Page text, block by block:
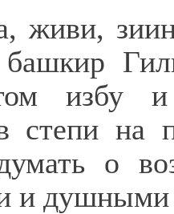
живи,
избу
степи на
о
и